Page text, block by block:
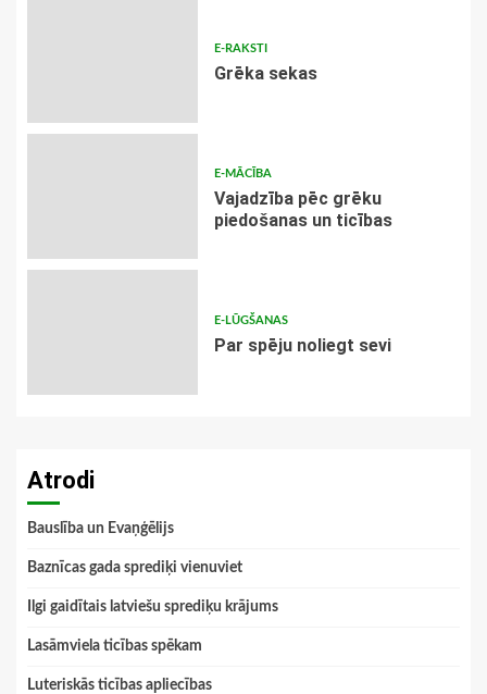
E-RAKSTI
Grēka sekas
E-MĀCĪBA
Vajadzība pēc grēku
piedošanas un ticības
E-LŪGŠANAS
Par spēju noliegt sevi
Atrodi
Bauslība un Evaņģēlijs
Baznīcas gada sprediķi vienuviet
Ilgi gaidītais latviešu sprediķu krājums
Lasāmviela ticības spēkam
Luteriskās ticības apliecības